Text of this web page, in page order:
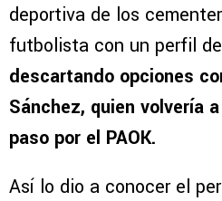
deportiva de los
futbolista con un perfil
descartando opciones
Sánchez, quien volvería
paso por el PAOK.
Así lo dio a conocer el